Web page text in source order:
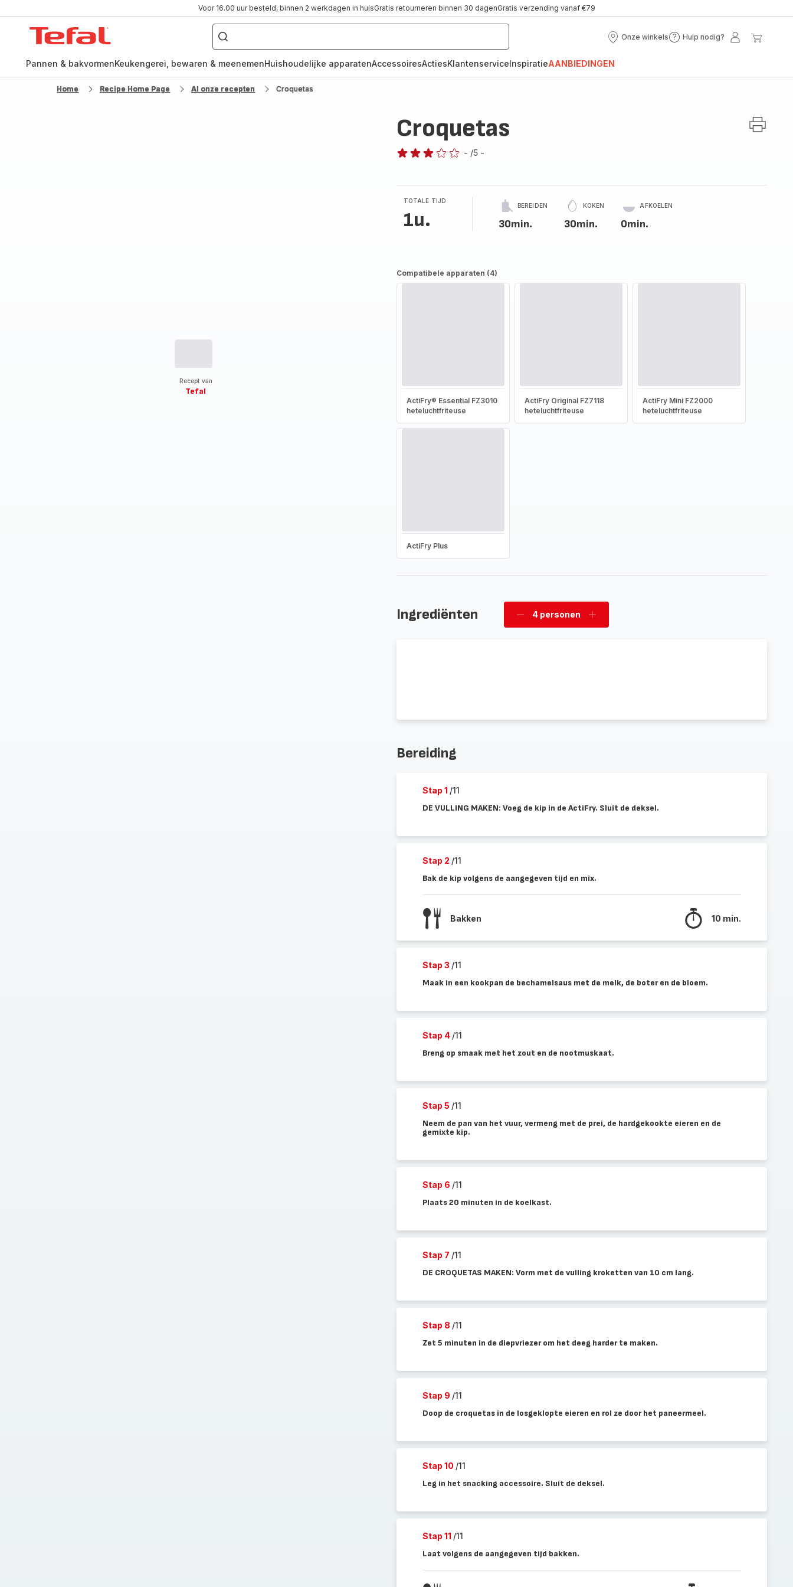
Voor 16.00 uur besteld, binnen 2 werkdagen in huisGratis retourneren binnen 30 dagenGratis verzending vanaf €79
Waar
ben
naar
Onze winkels
Onze
Hulp nodig?
Hulp
Mijn
Pannen & bakvormenKeukengerei, bewaren & meenemenHuishoudelijke apparatenAccessoiresActiesKlantenserviceInspiratieAANBIEDINGEN
Home Recipe Home Page Al onze recepten Croquetas
Recept van
Tefal
Croquetas
drie
sterren
(gemiddeld)
- /5 -
TOTALE TIJD
1u.
BEREIDEN
30min.
KOKEN
30min.
AFKOELEN
0min.
Compatibele apparaten (4)
ActiFry® Essential FZ3010
heteluchtfriteuse
ActiFry Original FZ7118
heteluchtfriteuse
ActiFry Mini FZ2000
heteluchtfriteuse
ActiFry Plus
Ingrediënten
Verwijder
4 personen
Voeg
Bereiding
Stap 1 /11
DE VULLING MAKEN: Voeg de kip in de ActiFry. Sluit de deksel.
Stap 2 /11
Bak de kip volgens de aangegeven tijd en mix.
Bakken 10 min.
Stap 3 /11
Maak in een kookpan de bechamelsaus met de melk, de boter en de bloem.
Stap 4 /11
Breng op smaak met het zout en de nootmuskaat.
Stap 5 /11
Neem de pan van het vuur, vermeng met de prei, de hardgekookte eieren en de
gemixte kip.
Stap 6 /11
Plaats 20 minuten in de koelkast.
Stap 7 /11
DE CROQUETAS MAKEN: Vorm met de vulling kroketten van 10 cm lang.
Stap 8 /11
Zet 5 minuten in de diepvriezer om het deeg harder te maken.
Stap 9 /11
Doop de croquetas in de losgeklopte eieren en rol ze door het paneermeel.
Stap 10 /11
Leg in het snacking accessoire. Sluit de deksel.
Stap 11 /11
Laat volgens de aangegeven tijd bakken.